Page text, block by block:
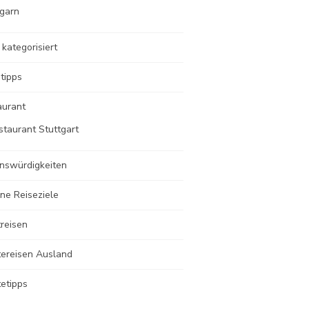
Stuttgart
Reiseziele
Ausland